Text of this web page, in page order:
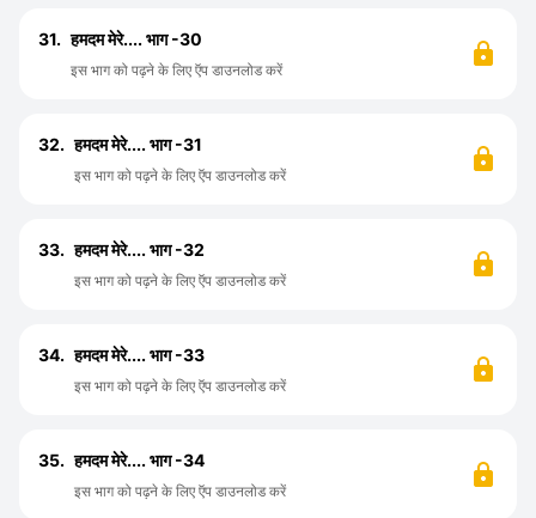
31. हमदम मेरे.... भाग -30
इस भाग को पढ़ने के लिए ऍप डाउनलोड करें
32. हमदम मेरे.... भाग -31
इस भाग को पढ़ने के लिए ऍप डाउनलोड करें
33. हमदम मेरे.... भाग -32
इस भाग को पढ़ने के लिए ऍप डाउनलोड करें
34. हमदम मेरे.... भाग -33
इस भाग को पढ़ने के लिए ऍप डाउनलोड करें
35. हमदम मेरे.... भाग -34
इस भाग को पढ़ने के लिए ऍप डाउनलोड करें